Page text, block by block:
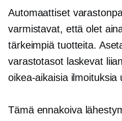
Automaattiset
varmistavat, että olet
tärkeimpiä tuotteita.
varastotasot laskevat
oikea-aikaisia ​​ilmoituksia
Tämä ennakoiva